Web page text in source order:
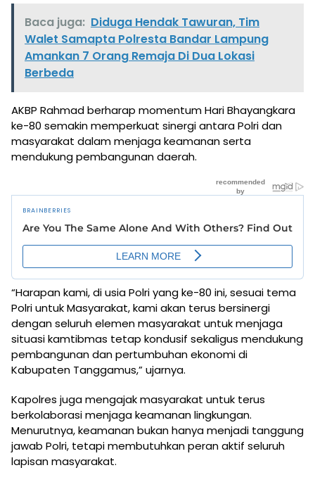
Baca juga: Diduga Hendak Tawuran, Tim
Walet Samapta Polresta Bandar Lampung
Amankan 7 Orang Remaja Di Dua Lokasi
Berbeda
AKBP Rahmad berharap momentum Hari Bhayangkara
ke-80 semakin memperkuat sinergi antara Polri dan
masyarakat dalam menjaga keamanan serta
mendukung pembangunan daerah.
“Harapan kami, di usia Polri yang ke-80 ini, sesuai tema
Polri untuk Masyarakat, kami akan terus bersinergi
dengan seluruh elemen masyarakat untuk menjaga
situasi kamtibmas tetap kondusif sekaligus mendukung
pembangunan dan pertumbuhan ekonomi di
Kabupaten Tanggamus,” ujarnya.
Kapolres juga mengajak masyarakat untuk terus
berkolaborasi menjaga keamanan lingkungan.
Menurutnya, keamanan bukan hanya menjadi tanggung
jawab Polri, tetapi membutuhkan peran aktif seluruh
lapisan masyarakat.